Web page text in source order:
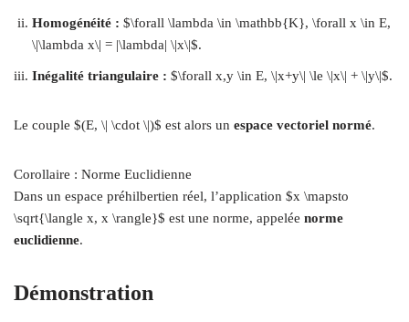
Homogénéité : $\forall \lambda \in \mathbb{K}, \forall x \in E,
\|\lambda x\| = |\lambda| \|x\|$.
Inégalité triangulaire : $\forall x,y \in E, \|x+y\| \le \|x\| + \|y\|$.
Le couple $(E, \| \cdot \|)$ est alors un espace vectoriel normé.
Corollaire : Norme Euclidienne
Dans un espace préhilbertien réel, l’application $x \mapsto
\sqrt{\langle x, x \rangle}$ est une norme, appelée norme
euclidienne.
Démonstration